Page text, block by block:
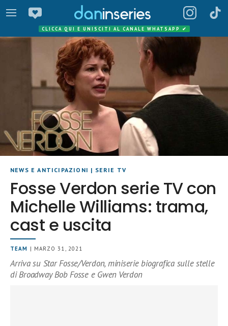
CLICCA QUI E UNISCITI AL CANALE WHATSAPP ✔
NEWS E ANTICIPAZIONI | SERIE TV
Fosse Verdon serie TV con
Michelle Williams: trama,
cast e uscita
TEAM | MARZO 31, 2021
Arriva su Star Fosse/Verdon, miniserie biografica sulle stelle
di Broadway Bob Fosse e Gwen Verdon